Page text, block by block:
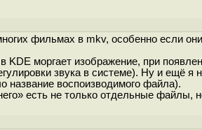
фильмах в mkv, особенно если
моргает изображение, при
звука в системе). Ну и ещё я
название воспоизводимого файла).
есть не только отдельные файлы,